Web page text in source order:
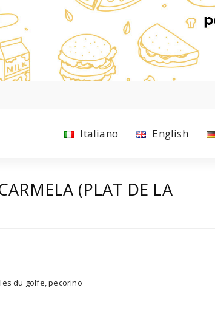
Italiano English
(PLAT DE LA
du golfe, pecorino